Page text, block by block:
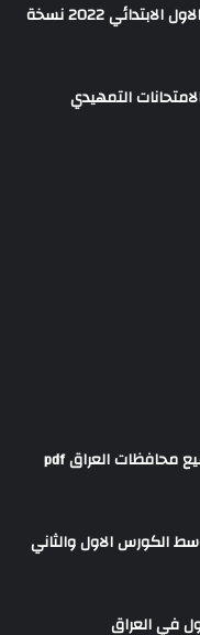
كتاب القران الكريم والتربية الاسلامية لصف الاول الابتدائي 2022 نسخة
التمهيدي
نتائج السادس ابتدائي الدور الاول 2023 لجميع محافظات العراق pdf
الكورس الاول والثاني